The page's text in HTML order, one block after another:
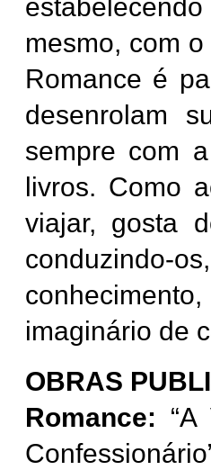
mesmo, com
Romance é
desenrolam
sempre com
livros. Como
viajar, gosta
conduzindo-
imaginário de
OBRAS
Romance: “A